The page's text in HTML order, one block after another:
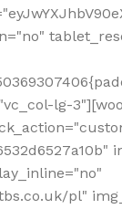
lg-
pl"